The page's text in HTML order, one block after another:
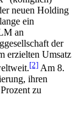
neuen Holding
ein
an
der
erzielten Umsatz
[2] Am 8.
ihren
zu